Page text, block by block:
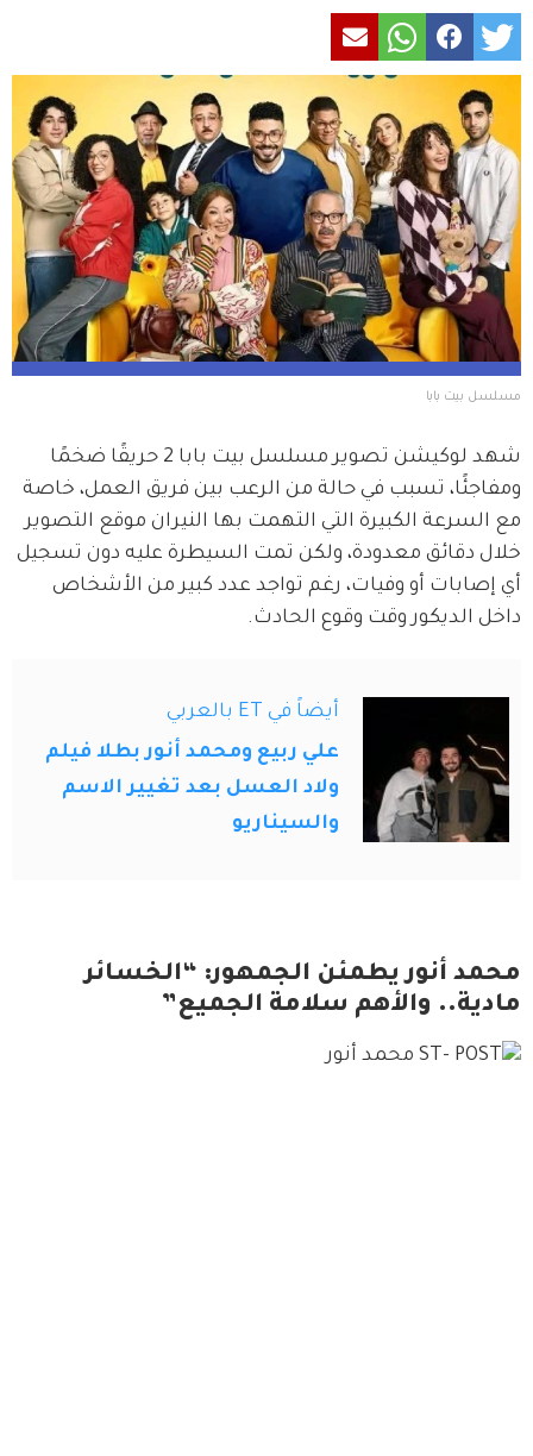
مسلسل بيت بابا
شهد لوكيشن تصوير مسلسل بيت بابا 2 حريقًا ضخمًا
ومفاجئًا، تسبب في حالة من الرعب بين فريق العمل، خاصة
مع السرعة الكبيرة التي التهمت بها النيران موقع التصوير
خلال دقائق معدودة، ولكن تمت السيطرة عليه دون تسجيل
أي إصابات أو وفيات، رغم تواجد عدد كبير من الأشخاص
داخل الديكور وقت وقوع الحادث.
أيضاً في ET بالعربي
علي ربيع ومحمد أنور بطلا فيلم
ولاد العسل بعد تغيير الاسم
والسيناريو
محمد أنور يطمئن الجمهور: “الخسائر
مادية.. والأهم سلامة الجميع”